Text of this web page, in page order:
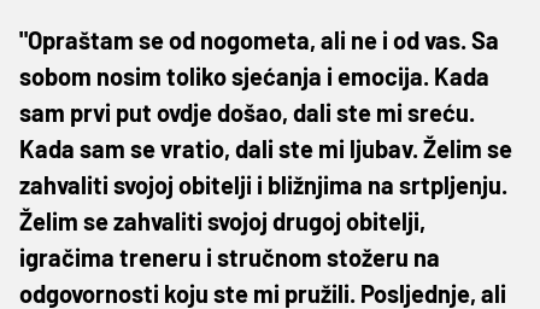
"Opraštam se od nogometa, ali ne i od vas. Sa
sobom nosim toliko sjećanja i emocija. Kada
sam prvi put ovdje došao, dali ste mi sreću.
Kada sam se vratio, dali ste mi ljubav. Želim se
zahvaliti svojoj obitelji i bližnjima na srtpljenju.
Želim se zahvaliti svojoj drugoj obitelji,
igračima treneru i stručnom stožeru na
odgovornosti koju ste mi pružili. Posljednje, ali